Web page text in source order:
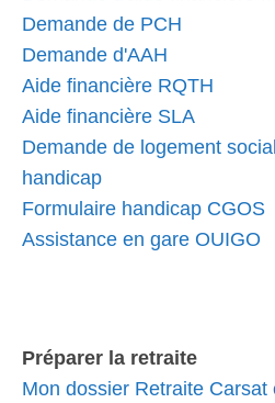
Demande de PCH
Demande d'AAH
Aide financière RQTH
Aide financière SLA
Demande de logement
handicap
Formulaire handicap CGOS
Assistance en gare OUIGO
Préparer la retraite
Mon dossier Retraite Carsat